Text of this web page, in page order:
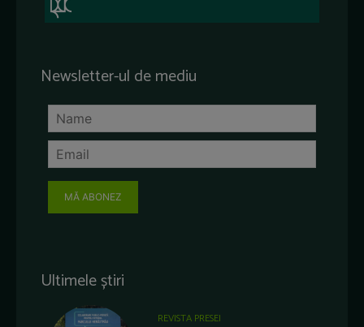
Newsletter-ul de mediu
MĂ ABONEZ
Ultimele știri
REVISTA PRESEI